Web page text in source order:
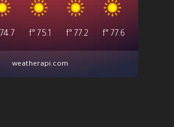
74.7 75.1
°f 77.2
°f 77.6
°f
weatherapi.com